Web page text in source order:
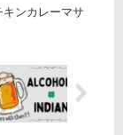
キンカレーマサ